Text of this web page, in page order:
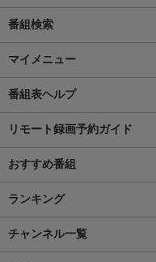
番組検索
マイメニュー
番組表ヘルプ
リモート録画予約ガイド
おすすめ番組
ランキング
チャンネル一覧